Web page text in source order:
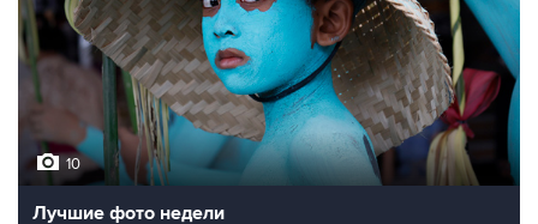
10
Лучшие фото недели